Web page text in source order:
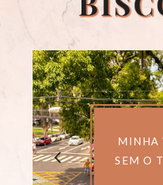
MINHA VIDA
SEM O TÉDIO